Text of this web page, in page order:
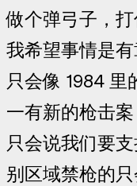
做个弹弓子，
我希望事情是
只会像 1984 里
一有新的枪击
只会说我们要
别区域禁枪的